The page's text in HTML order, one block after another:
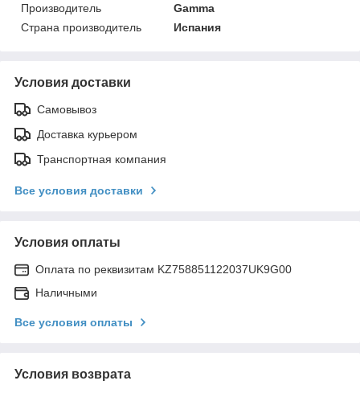
Производитель
Gamma
Страна производитель
Испания
Условия доставки
Самовывоз
Доставка курьером
Транспортная компания
Все условия доставки
Условия оплаты
Оплата по реквизитам KZ758851122037UK9G00
Наличными
Все условия оплаты
Условия возврата